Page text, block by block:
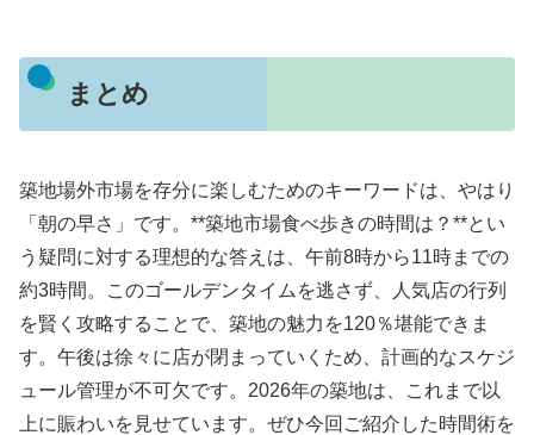
まとめ
築地場外市場を存分に楽しむためのキーワードは、やはり
「朝の早さ」です。**築地市場食べ歩きの時間は？**とい
う疑問に対する理想的な答えは、午前8時から11時までの
約3時間。このゴールデンタイムを逃さず、人気店の行列
を賢く攻略することで、築地の魅力を120％堪能できま
す。午後は徐々に店が閉まっていくため、計画的なスケジ
ュール管理が不可欠です。2026年の築地は、これまで以
上に賑わいを見せています。ぜひ今回ご紹介した時間術を